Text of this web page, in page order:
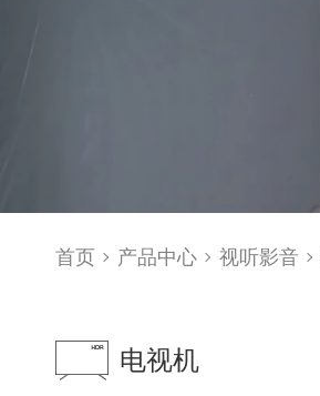
首页 产品中心 视听影音
电视机